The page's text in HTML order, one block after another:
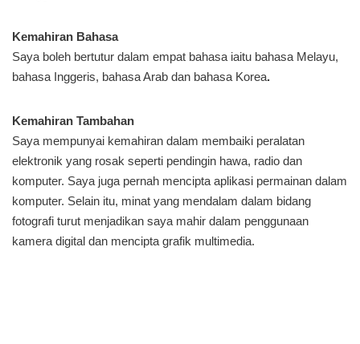
Kemahiran Bahasa
Saya boleh bertutur dalam empat bahasa iaitu bahasa Melayu,
bahasa Inggeris, bahasa Arab dan bahasa Korea.
Kemahiran Tambahan
Saya mempunyai kemahiran dalam membaiki peralatan
elektronik yang rosak seperti pendingin hawa, radio dan
komputer. Saya juga pernah mencipta aplikasi permainan dalam
komputer. Selain itu, minat yang mendalam dalam bidang
fotografi turut menjadikan saya mahir dalam penggunaan
kamera digital dan mencipta grafik multimedia.